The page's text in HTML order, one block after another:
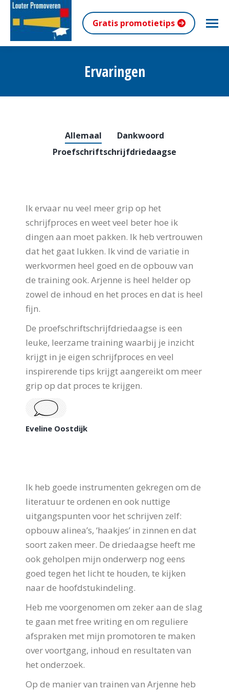
Gratis promotietips
Ervaringen
Allemaal
Dankwoord
Proefschriftschrijfdriedaagse
Eveline Oostdijk
Ik ervaar nu veel meer grip op het
schrijfproces en weet veel beter hoe ik
dingen aan moet pakken. Ik heb vertrouwen
dat het gaat lukken. Ik vind de variatie in
werkvormen heel goed en de opbouw van
de training ook. Arjenne is heel helder op
zowel de inhoud en het proces en dat is heel
fijn.
De proefschriftschrijfdriedaagse is een
leuke, leerzame training waarbij je inzicht
krijgt in je eigen schrijfproces en veel
inspirerende tips krijgt aangereikt om meer
grip op dat proces te krijgen.
Ik heb goede instrumenten gekregen om de
literatuur te ordenen en ook nuttige
uitgangspunten voor het schrijven zelf:
opbouw alinea’s, ‘haakjes’ in zinnen en dat
soort zaken meer. De driedaagse heeft me
ook geholpen mijn onderwerp nog eens
goed tegen het licht te houden, te kijken
naar de hoofdstukindeling.
Heb me voorgenomen om zeker aan de slag
te gaan met free writing en om reguliere
afspraken met mijn promotoren te maken
over voortgang, inhoud en resultaten van
het onderzoek.
Op de manier van trainen van Arjenne heb